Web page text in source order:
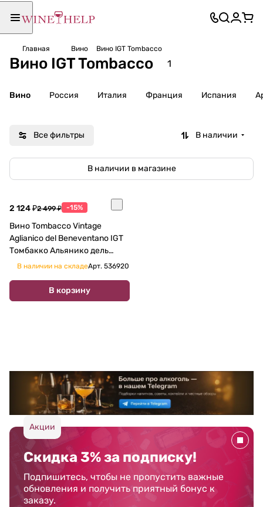
Главная Вино Вино IGT Tombacco
Вино IGT Tombacco 1
Вино Россия Италия Франция Испания
Все фильтры В наличии
В наличии в магазине
2 124 ₽2 499 ₽ -15%
Вино Tombacco Vintage
Aglianico del Beneventano IGT
Томбакко Альянико дель
Беневентано 750 мл
В наличии на складеАрт. 536920
В корзину
Акции
Скидка 3% за подписку!
Подпишитесь, чтобы не пропустить важные
обновления и получить приятный бонус к
заказу.